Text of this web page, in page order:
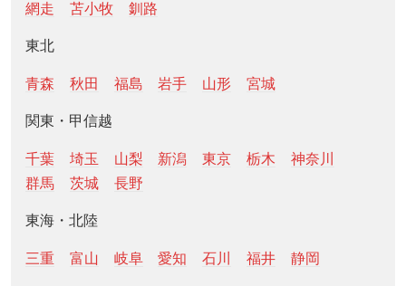
網走
苫小牧 釧路
東北
青森 秋田 福島 岩手 山形 宮城
関東・甲信越
千葉 埼玉 山梨 新潟 東京 栃木
神奈川
群馬
茨城 長野
東海・北陸
三重 富山 岐阜 愛知 石川 福井 静岡